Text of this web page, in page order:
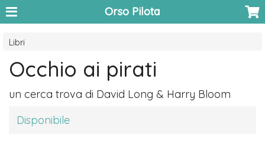
Orso Pilota
Libri
Occhio ai pirati
un cerca trova di David Long & Harry Bloom
Disponibile